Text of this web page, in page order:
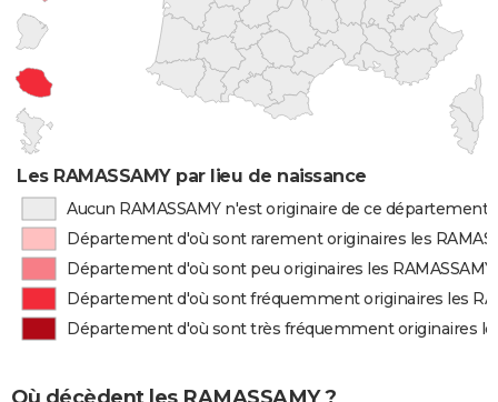
Les RAMASSAMY par lieu de naissance
Aucun RAMASSAMY n'est originaire de ce département
Département d'où sont rarement originaires les
Département d'où sont peu originaires les RAMASSAMY
Département d'où sont fréquemment originaires les
Département d'où sont très fréquemment originaires